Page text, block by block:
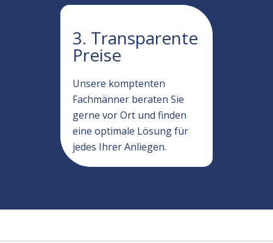
3. Transparente
Preise
Unsere komptenten
Fachmänner beraten Sie
gerne vor Ort und finden
eine optimale Lösung für
jedes Ihrer Anliegen.